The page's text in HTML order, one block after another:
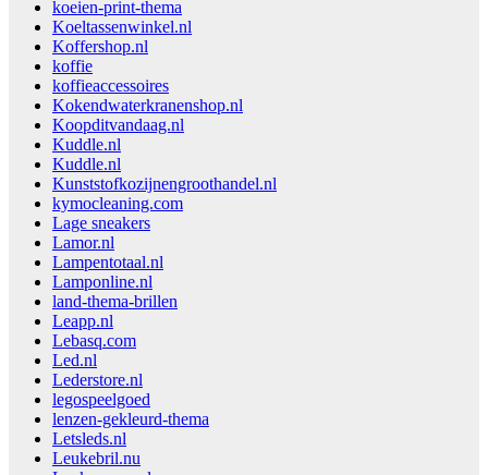
koeien-print-thema
Koeltassenwinkel.nl
Koffershop.nl
koffie
koffieaccessoires
Kokendwaterkranenshop.nl
Koopditvandaag.nl
Kuddle.nl
Kuddle.nl
Kunststofkozijnengroothandel.nl
kymocleaning.com
Lage sneakers
Lamor.nl
Lampentotaal.nl
Lamponline.nl
land-thema-brillen
Leapp.nl
Lebasq.com
Led.nl
Lederstore.nl
legospeelgoed
lenzen-gekleurd-thema
Letsleds.nl
Leukebril.nu